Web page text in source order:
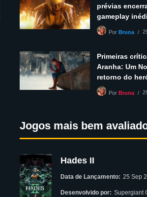
prévias
gameplay
PorBruna
Primeiras
Aranha: Um
retorno do
PorBruna
Jogos mais bem
Hades II
Data de Lançamento: 25 Sep
Desenvolvido por: Supergiant